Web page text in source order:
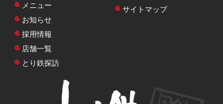
メニュー
お知らせ
採用情報
店舗一覧
とり鉄探訪
サイトマップ